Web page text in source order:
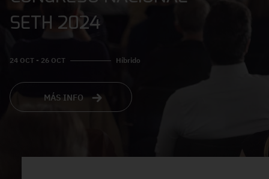
SETH 2024
24 OCT - 26 OCT Híbrido
MÁS INFO